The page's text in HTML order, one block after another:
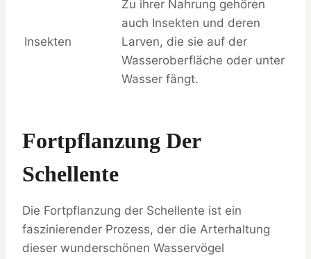
Insekten
Zu ihrer Nahrung gehören
auch Insekten und deren
Larven, die sie auf der
Wasseroberfläche oder unter
Wasser fängt.
Fortpflanzung Der
Schellente
Die Fortpflanzung der Schellente ist ein
faszinierender Prozess, der die Arterhaltung
dieser wunderschönen Wasservögel